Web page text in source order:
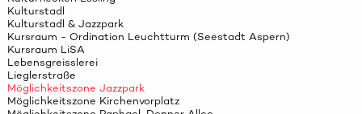
Kulturstadl
Kulturstadl & Jazzpark
Kursraum - Ordination Leuchtturm (Seestadt Aspern)
Kursraum LiSA
Lebensgreisslerei
Lieglerstraße
Möglichkeitszone Jazzpark
Möglichkeitszone Kirchenvorplatz